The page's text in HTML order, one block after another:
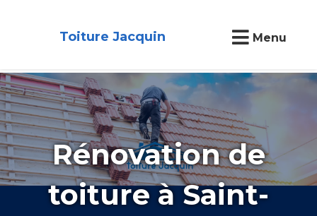
Toiture Jacquin Menu
Rénovation de
toiture à Saint-